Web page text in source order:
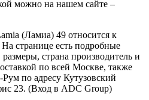
можно на нашем сайте –
(Ламиа) 49 относится к
странице есть подробные
страна производитель и
по всей Москве, также
по адресу Кутузовский
23. (Вход в ADC Group)